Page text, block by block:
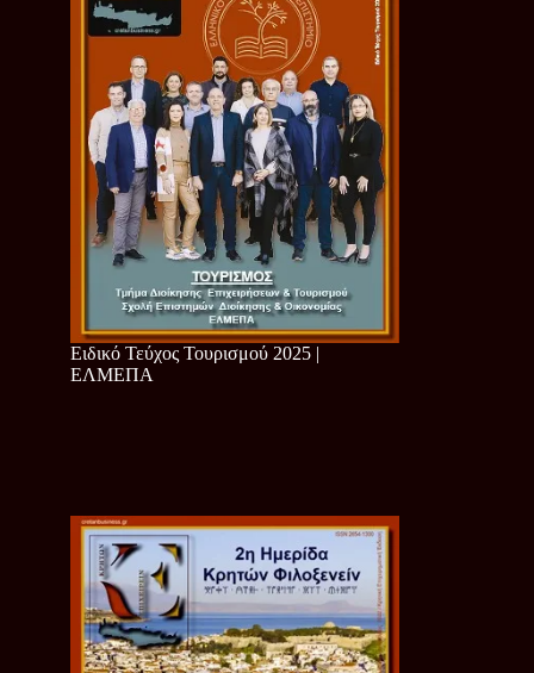
Ειδικό Τεύχος Τουρισμού 2025 |
ΕΛΜΕΠΑ